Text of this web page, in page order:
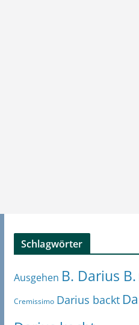
Schlagwörter
Ausgehen B. Darius B.
Cremissimo Darius backt